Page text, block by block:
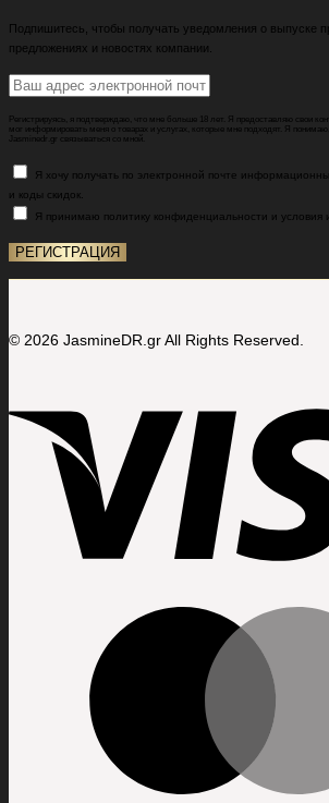
Подпишитесь, чтобы получать уведомления о выпуске
предложениях и новостях компании.
Регистрируясь, я подтверждаю, что мне больше 18 лет. Я предоставляю свои
мог информировать меня о товарах и услугах, которые мне подходят. Я
Jasminedr.gr связываться со мной.
Я хочу получать по электронной почте
и коды скидок.
Я принимаю политику конфиденциальности и условия
© 2026 JasmineDR.gr All Rights Reserved.